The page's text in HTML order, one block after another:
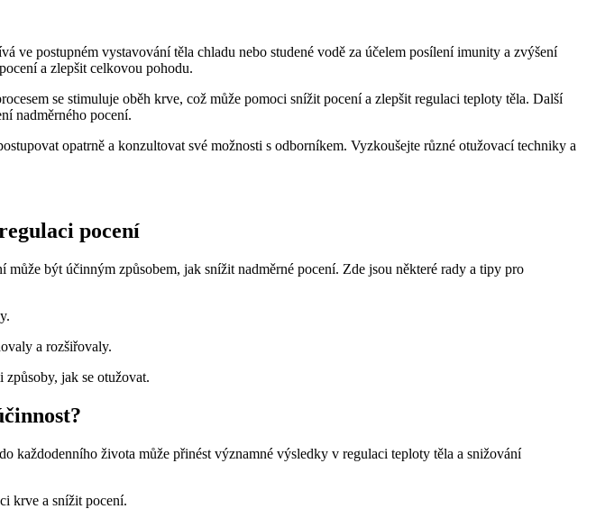
ve postupném vystavování těla chladu nebo studené vodě za účelem posílení imunity a zvýšení
a zlepšit celkovou pohodu.
se stimuluje oběh krve, což může pomoci snížit pocení a zlepšit regulaci teploty těla. Další
nadměrného pocení.
opatrně a konzultovat své možnosti s odborníkem. Vyzkoušejte různé otužovací techniky a
pocení
být účinným způsobem, jak snížit nadměrné pocení. Zde jsou některé rady a tipy pro
a rozšiřovaly.
jak se otužovat.
každodenního života může přinést významné výsledky v regulaci teploty těla a snižování
krve a snížit pocení.